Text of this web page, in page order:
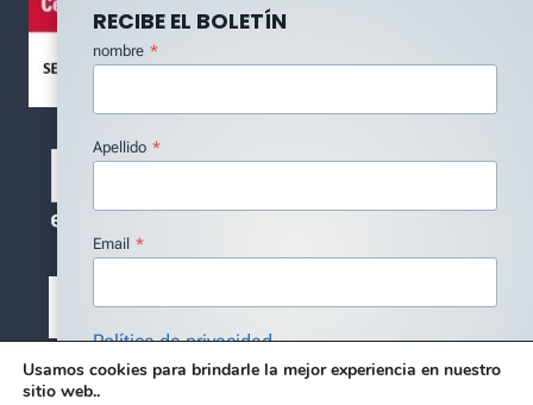
RECIBE EL BOLETÍN
nombre *
Apellido *
Email *
Política de privacidad
Estoy de acuerdo con la Política de Privacidad *
Usamos cookies para brindarle la mejor experiencia en nuestro
sitio web..